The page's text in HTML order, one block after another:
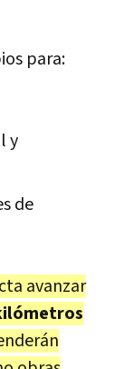
para:
y
de
avanzar